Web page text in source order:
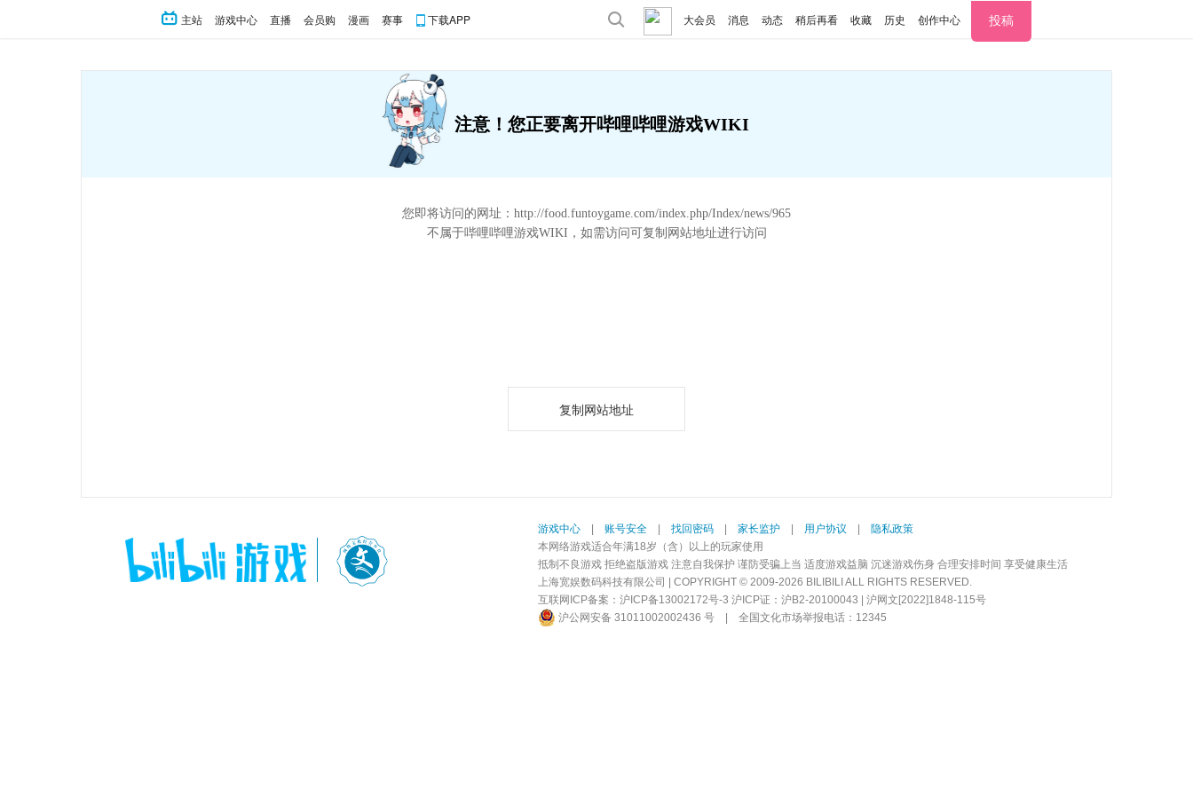
主站 游戏中心 直播 会员购 漫画 赛事 下载APP 大会员 消息 动态 稍后再看 收藏 历史 创作中心 投稿
注意！您正要离开哔哩哔哩游戏WIKI
您即将访问的网址： http://food.funtoygame.com/index.php/Index/news/965
不属于哔哩哔哩游戏WIKI，如需访问可复制网站地址进行访问
复制网站地址
游戏中心 账号安全 找回密码 家长监护 用户协议
隐私政策
本网络游戏适合年满18岁（含）以上的玩家使用
抵制不良游戏 拒绝盗版游戏 注意自我保护 谨防受骗上当 适度游戏益脑 沉迷游戏伤身 合理安排时间 享受健康生活
上海宽娱数码科技有限公司 | COPYRIGHT © 2009-2026 BILIBILI ALL RIGHTS RESERVED.
互联网ICP备案： 沪ICP备13002172号-3 沪ICP证：沪B2-20100043 | 沪网文[2022]1848-115号
沪公网安备 31011002002436 号
全国文化市场举报电话：12345